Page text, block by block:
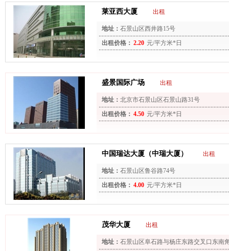
莱亚西大厦 出租
地址： 石景山区西井路15号
出租价格： 2.20 元/平方米*日
盛景国际广场 出租
地址： 北京市石景山区石景山路31号
出租价格： 4.50 元/平方米*日
中国瑞达大厦（中瑞大厦） 出租
地址： 石景山区鲁谷路74号
出租价格： 4.00 元/平方米*日
茂华大厦 出租
地址： 石景山区阜石路与杨庄东路交叉口东南